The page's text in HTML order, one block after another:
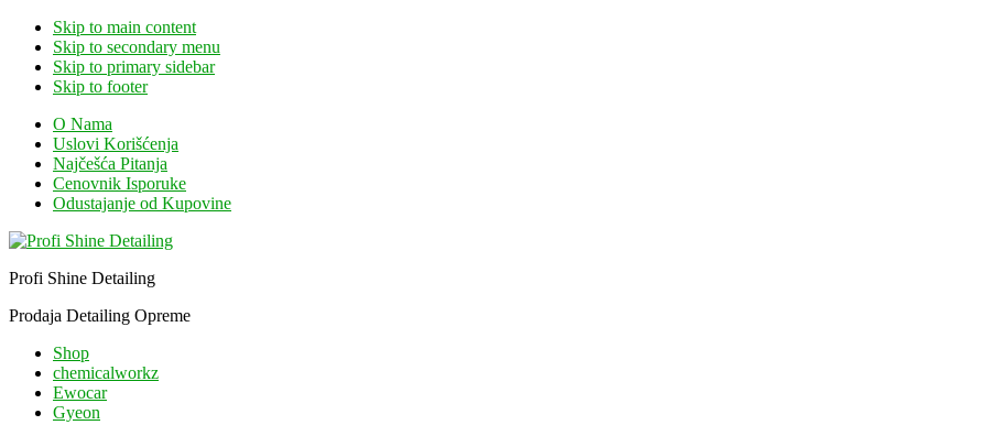
Skip to main content
Skip to secondary menu
Skip to primary sidebar
Skip to footer
O Nama
Uslovi Korišćenja
Najčešća Pitanja
Cenovnik Isporuke
Odustajanje od Kupovine
Profi Shine Detailing
Prodaja Detailing Opreme
Shop
chemicalworkz
Ewocar
Gyeon